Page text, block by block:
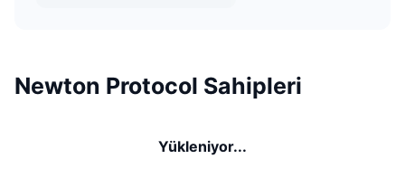
Newton Protocol Sahipleri
Yükleniyor...